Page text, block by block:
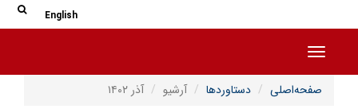
English
Toggle navigation
صفحه‌اصلی دستاوردها آرشیو آذر ۱۴۰۲